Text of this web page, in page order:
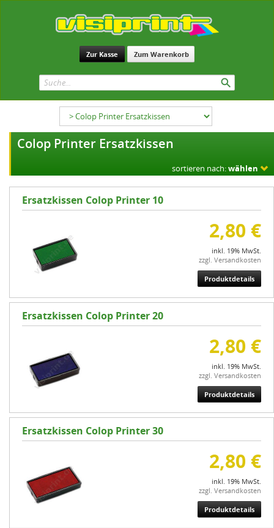
Zur Kasse Zum Warenkorb
Colop Printer Ersatzkissen
sortieren nach:wählen
Ersatzkissen Colop Printer 10
2,80 €
inkl. 19% MwSt.
zzgl. Versandkosten
Produktdetails
Ersatzkissen Colop Printer 20
2,80 €
inkl. 19% MwSt.
zzgl. Versandkosten
Produktdetails
Ersatzkissen Colop Printer 30
2,80 €
inkl. 19% MwSt.
zzgl. Versandkosten
Produktdetails